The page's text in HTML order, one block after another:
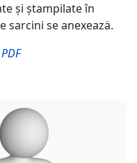
și ștampilate în
sarcini se anexeazä.